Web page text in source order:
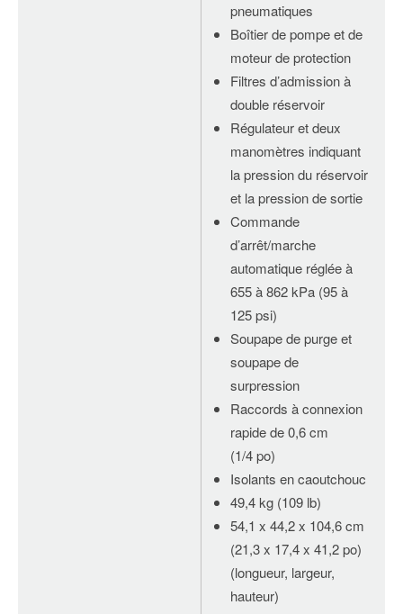
pneumatiques
Boîtier de pompe et de
moteur de protection
Filtres d’admission à
double réservoir
Régulateur et deux
manomètres indiquant
la pression du réservoir
et la pression de sortie
Commande
d’arrêt/marche
automatique réglée à
655 à 862 kPa (95 à
125 psi)
Soupape de purge et
soupape de
surpression
Raccords à connexion
rapide de 0,6 cm
(1/4 po)
Isolants en caoutchouc
49,4 kg (109 lb)
54,1 x 44,2 x 104,6 cm
(21,3 x 17,4 x 41,2 po)
(longueur, largeur,
hauteur)